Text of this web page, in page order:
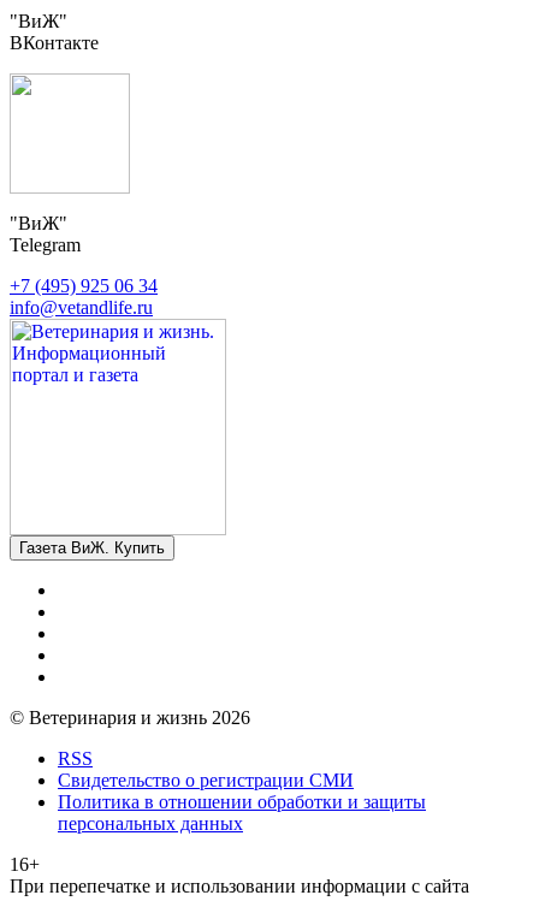
"ВиЖ"
ВКонтакте
"ВиЖ"
Telegram
+7 (495) 925 06 34
info@vetandlife.ru
Газета ВиЖ. Купить
© Ветеринария и жизнь 2026
RSS
Свидетельство о регистрации СМИ
Политика в отношении обработки и защиты
персональных данных
16+
При перепечатке и использовании информации с сайта